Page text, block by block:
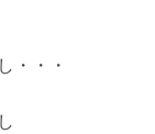
・・・